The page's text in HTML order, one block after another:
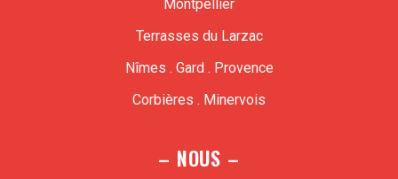
Montpellier
Terrasses du Larzac
Nîmes . Gard . Provence
Corbières . Minervois
– NOUS –